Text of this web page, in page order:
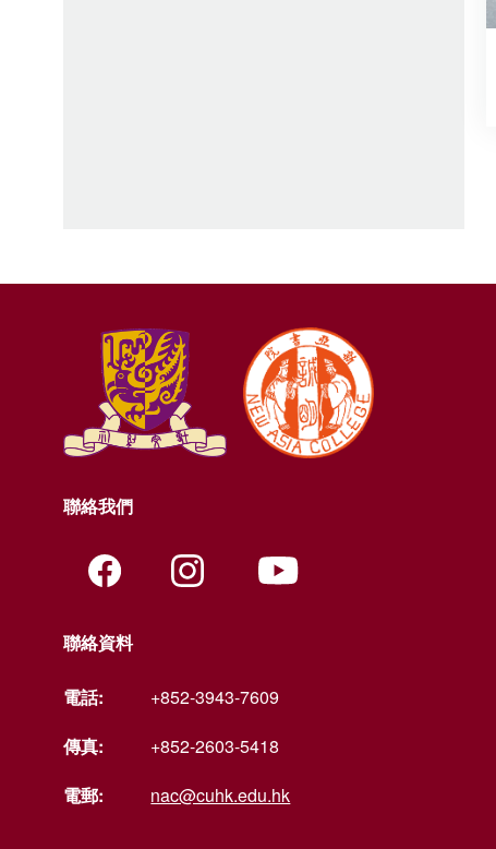
聯絡我們
聯絡資料
電話:
+852-3943-7609
傳真:
+852-2603-5418
電郵:
nac@cuhk.edu.hk